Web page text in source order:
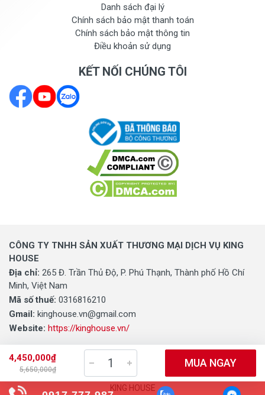
4,450,000₫
5,650,000₫
MUA NGAY
Danh sách đại lý
Chính sách bảo mật thanh toán
Chính sách bảo mật thông tin
Điều khoản sử dụng
KẾT NỐI CHÚNG TÔI
CÔNG TY TNHH SẢN XUẤT THƯƠNG MẠI DỊCH VỤ KING
HOUSE
Địa chỉ: 265 Đ. Trần Thủ Độ, P. Phú Thạnh, Thành phố Hồ Chí
Minh, Việt Nam
Mã số thuế: 0316816210
Gmail: kinghouse.vn@gmail.com
Website: https://kinghouse.vn/
0316816210 - CÔNG TY TNHH SẢN XUẤT THƯƠNG MẠI DỊCH VỤ
KING HOUSE